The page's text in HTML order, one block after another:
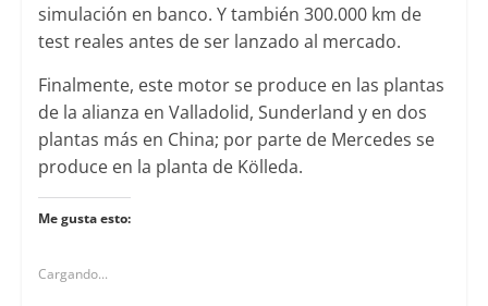
simulación en banco. Y también 300.000 km de
test reales antes de ser lanzado al mercado.
Finalmente, este motor se produce en las plantas
de la alianza en Valladolid, Sunderland y en dos
plantas más en China; por parte de Mercedes se
produce en la planta de Kölleda.
Me gusta esto:
Cargando...